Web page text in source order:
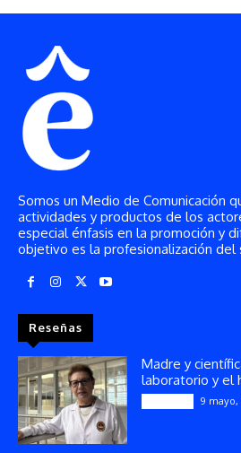
Somos un Medio de Comunicación
actividades y productos de los
especial énfasis en la promoción y
objetivo es la profesionalización del
Reseñas
Madre y
laboratorio y el
9 mayo,